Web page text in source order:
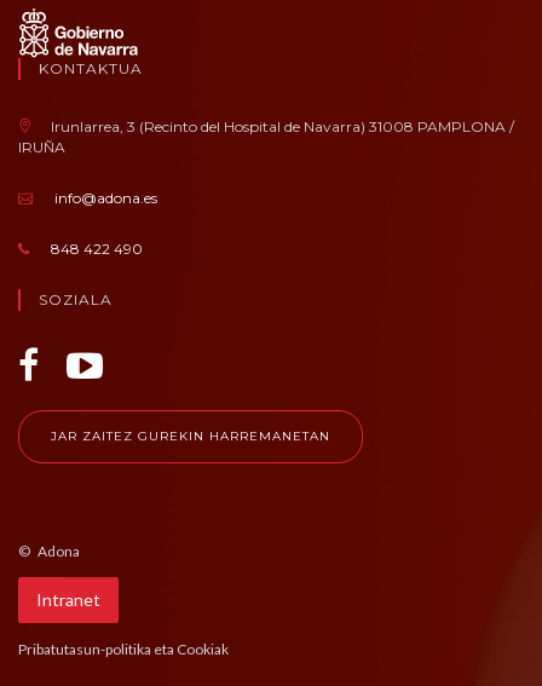
KONTAKTUA
Irunlarrea, 3 (Recinto del Hospital de Navarra) 31008 PAMPLONA /
IRUÑA
info@adona.es
848 422 490
SOZIALA
JAR ZAITEZ GUREKIN HARREMANETAN
© Adona
Intranet
Pribatutasun-politika eta Cookiak